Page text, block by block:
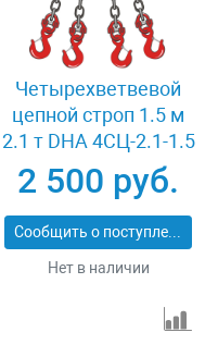
Четырехветвевой
цепной строп 1.5 м
2.1 т DHA 4СЦ-2.1-1.5
2 500 руб.
Сообщить о поступлении
Нет в наличии